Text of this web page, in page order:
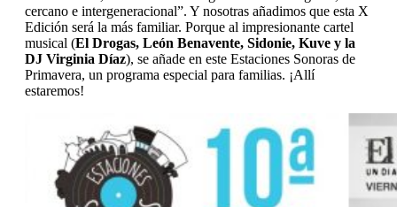
cercano e intergeneracional”. Y nosotras añadimos que esta X
Edición será la más familiar. Porque al impresionante cartel
musical (El Drogas, León Benavente, Sidonie, Kuve y la
DJ Virginia Díaz), se añade en este Estaciones Sonoras de
Primavera, un programa especial para familias. ¡Allí
estaremos!